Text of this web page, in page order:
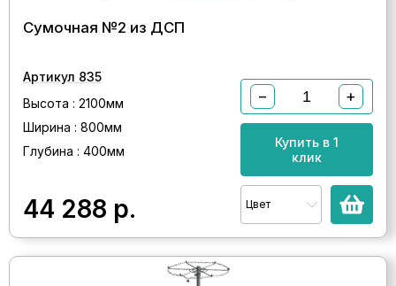
Сумочная №2 из ДСП
Артикул 835
Высота : 2100мм
Ширина : 800мм
Глубина : 400мм
44 288 р.
− +
Купить в 1
клик
Цвет